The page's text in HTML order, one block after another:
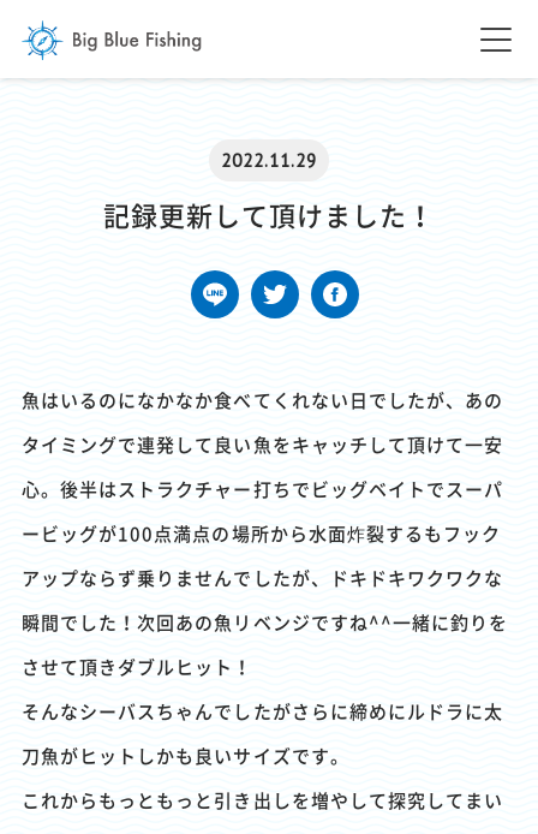
2022.11.29
記録更新して頂けました！
魚はいるのになかなか食べてくれない日でしたが、あの
タイミングで連発して良い魚をキャッチして頂けて一安
心。後半はストラクチャー打ちでビッグベイトでスーパ
ービッグが100点満点の場所から水面炸裂するもフック
アップならず乗りませんでしたが、ドキドキワクワクな
瞬間でした！次回あの魚リベンジですね^^一緒に釣りを
させて頂きダブルヒット！
そんなシーバスちゃんでしたがさらに締めにルドラに太
刀魚がヒットしかも良いサイズです。
これからもっともっと引き出しを増やして探究してまい